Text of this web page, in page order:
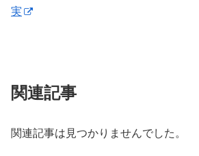
実
関連記事
関連記事は見つかりませんでした。